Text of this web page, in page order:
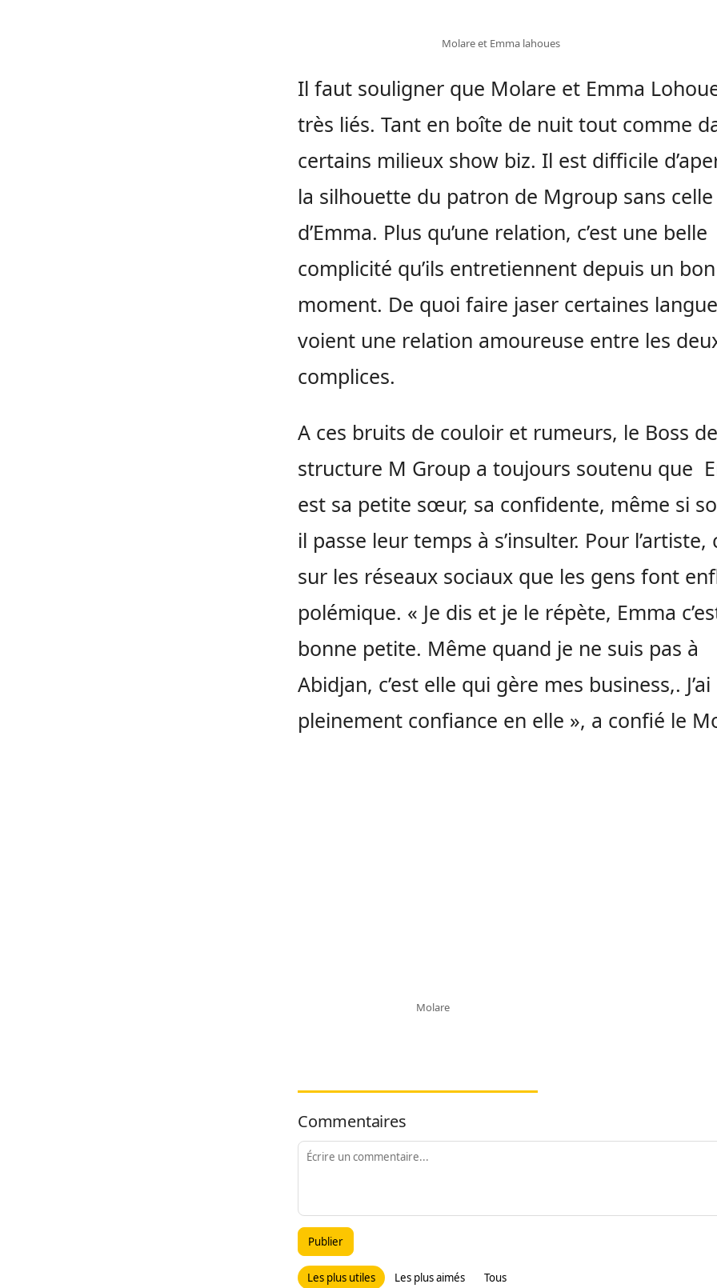
Molare et Emma lahoues
Il faut souligner que Molare et Emma
très liés. Tant en boîte de nuit tout comme
certains milieux show biz. Il est difficile
la silhouette du patron de Mgroup sans celle
d’Emma. Plus qu’une relation, c’est une belle
complicité qu’ils entretiennent depuis un bon
moment. De quoi faire jaser certaines
voient une relation amoureuse entre les
complices.
A ces bruits de couloir et rumeurs, le Boss
structure M Group a toujours soutenu que
est sa petite sœur, sa confidente, même si
il passe leur temps à s’insulter. Pour l’artiste,
sur les réseaux sociaux que les gens font
polémique. « Je dis et je le répète, Emma
bonne petite. Même quand je ne suis pas à
Abidjan, c’est elle qui gère mes business,. J’ai
pleinement confiance en elle », a confié le
Molare
Commentaires
Publier
Les plus utiles Les plus aimés Tous